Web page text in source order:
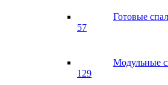
Готовые
57
Модульные
129